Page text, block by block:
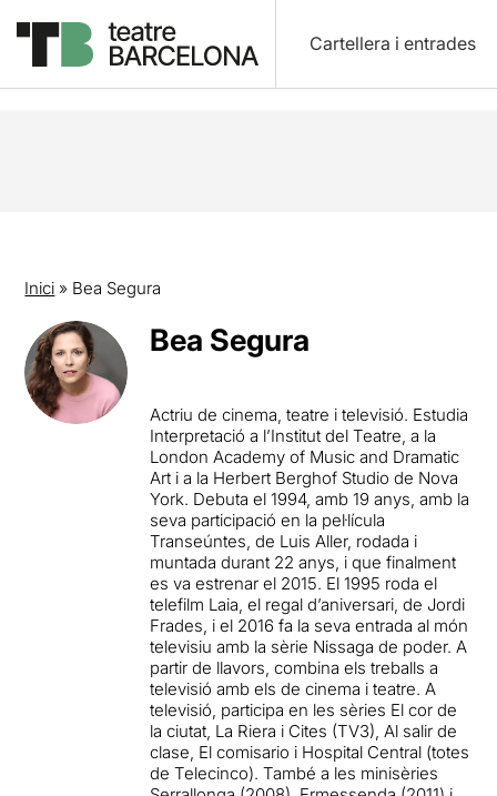
Cartellera i entrades
Inici » Bea Segura
Bea Segura
Actriu de cinema, teatre i televisió. Estudia
Interpretació a l’Institut del Teatre, a la
London Academy of Music and Dramatic
Art i a la Herbert Berghof Studio de Nova
York. Debuta el 1994, amb 19 anys, amb la
seva participació en la pel·lícula
Transeúntes, de Luis Aller, rodada i
muntada durant 22 anys, i que finalment
es va estrenar el 2015. El 1995 roda el
telefilm Laia, el regal d’aniversari, de Jordi
Frades, i el 2016 fa la seva entrada al món
televisiu amb la sèrie Nissaga de poder. A
partir de llavors, combina els treballs a
televisió amb els de cinema i teatre. A
televisió, participa en les sèries El cor de
la ciutat, La Riera i Cites (TV3), Al salir de
clase, El comisario i Hospital Central (totes
de Telecinco). També a les minisèries